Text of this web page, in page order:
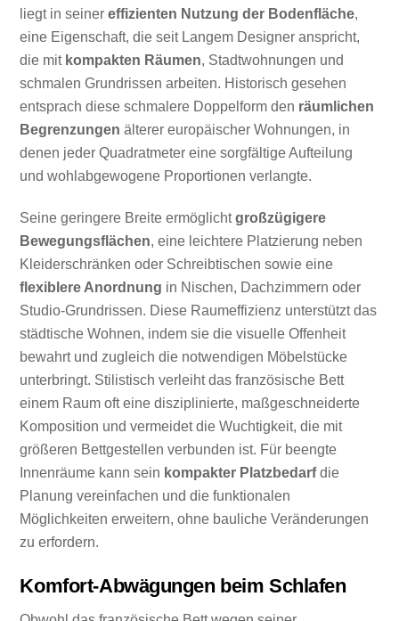
liegt in seinereffizienten Nutzung der Bodenfläche,
eine Eigenschaft, die seit Langem Designer anspricht,
die mit kompakten Räumen, Stadtwohnungen und
schmalen Grundrissen arbeiten. Historisch gesehen
entsprach diese schmalere Doppelform den räumlichen
Begrenzungen älterer europäischer Wohnungen, in
denen jeder Quadratmeter eine sorgfältige Aufteilung
und wohlabgewogene Proportionen verlangte.
Seine geringere Breite ermöglichtgroßzügigere
Bewegungsflächen, eine leichtere Platzierung neben
Kleiderschränken oder Schreibtischen sowie eine
flexiblere Anordnung in Nischen, Dachzimmern oder
Studio-Grundrissen. Diese Raumeffizienz unterstützt das
städtische Wohnen, indem sie die visuelle Offenheit
bewahrt und zugleich die notwendigen Möbelstücke
unterbringt. Stilistisch verleiht das französische Bett
einem Raum oft eine disziplinierte, maßgeschneiderte
Komposition und vermeidet die Wuchtigkeit, die mit
größeren Bettgestellen verbunden ist. Für beengte
Innenräume kann sein kompakter Platzbedarfdie
Planung vereinfachen und die funktionalen
Möglichkeiten erweitern, ohne bauliche Veränderungen
zu erfordern.
Komfort-Abwägungen beim Schlafen